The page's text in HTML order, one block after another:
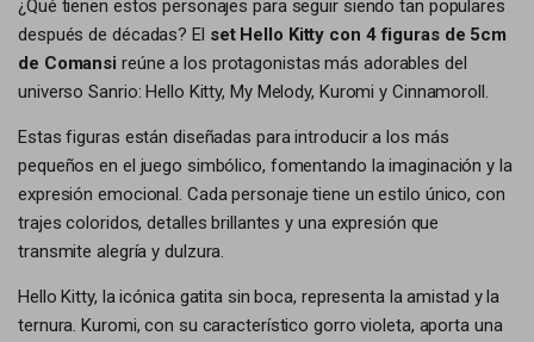
¿Qué tienen estos personajes para seguir siendo tan populares
después de décadas? El set Hello Kitty con 4 figuras de 5cm
de Comansi reúne a los protagonistas más adorables del
universo Sanrio: Hello Kitty, My Melody, Kuromi y Cinnamoroll.
Estas figuras están diseñadas para introducir a los más
pequeños en el juego simbólico, fomentando la imaginación y la
expresión emocional. Cada personaje tiene un estilo único, con
trajes coloridos, detalles brillantes y una expresión que
transmite alegría y dulzura.
Hello Kitty, la icónica gatita sin boca, representa la amistad y la
ternura. Kuromi, con su característico gorro violeta, aporta una